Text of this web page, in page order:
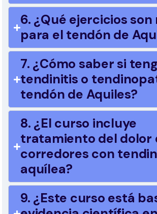
6. ¿Qué ejercicios
para el tendón de
7. ¿Cómo saber si
tendinitis o
tendón de Aquiles?
8. ¿El curso incluye
tratamiento del dolor
corredores con
aquílea?
9. ¿Este curso está